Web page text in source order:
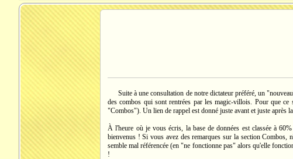
Suite à une consultation de notre dictateur préféré, un
des combos qui sont rentrées par les magic-villois. Pour que
"Combos"). Un lien de rappel est donné juste avant et juste après
À l'heure où je vous écris, la base de données est classée à
bienvenus ! Si vous avez des remarques sur la section
semble mal référencée (en "ne fonctionne pas" alors qu'elle
!